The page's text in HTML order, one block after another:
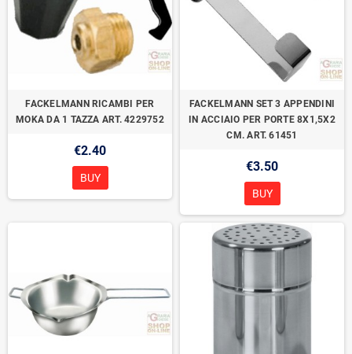
FACKELMANN RICAMBI PER
MOKA DA 1 TAZZA ART. 4229752
€2.40
BUY
FACKELMANN SET 3 APPENDINI
IN ACCIAIO PER PORTE 8X1,5X2
CM. ART. 61451
€3.50
BUY